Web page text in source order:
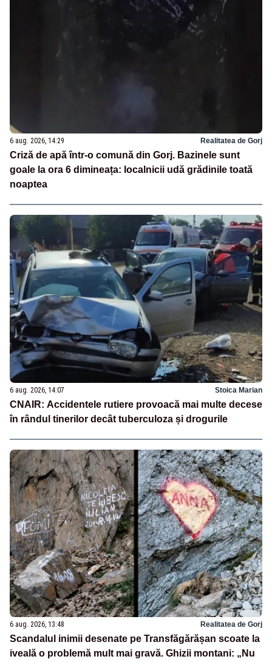
6 aug. 2026, 14:29 Realitatea de Gorj
Criză de apă într-o comună din Gorj. Bazinele sunt
goale la ora 6 dimineața: localnicii udă grădinile toată
noaptea
6 aug. 2026, 14:07 Stoica Marian
CNAIR: Accidentele rutiere provoacă mai multe decese
în rândul tinerilor decât tuberculoza și drogurile
6 aug. 2026, 13:48 Realitatea de Gorj
Scandalul inimii desenate pe Transfăgărășan scoate la
iveală o problemă mult mai gravă. Ghizii montani: „Nu